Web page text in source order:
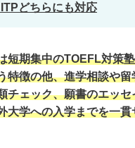
どちらにも対応
短期集中のTOEFL対策
特徴の他、進学相談や留
チェック、願書のエッ
大学への入学までを一